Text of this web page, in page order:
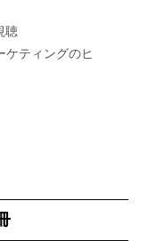
聴
ティングのヒ